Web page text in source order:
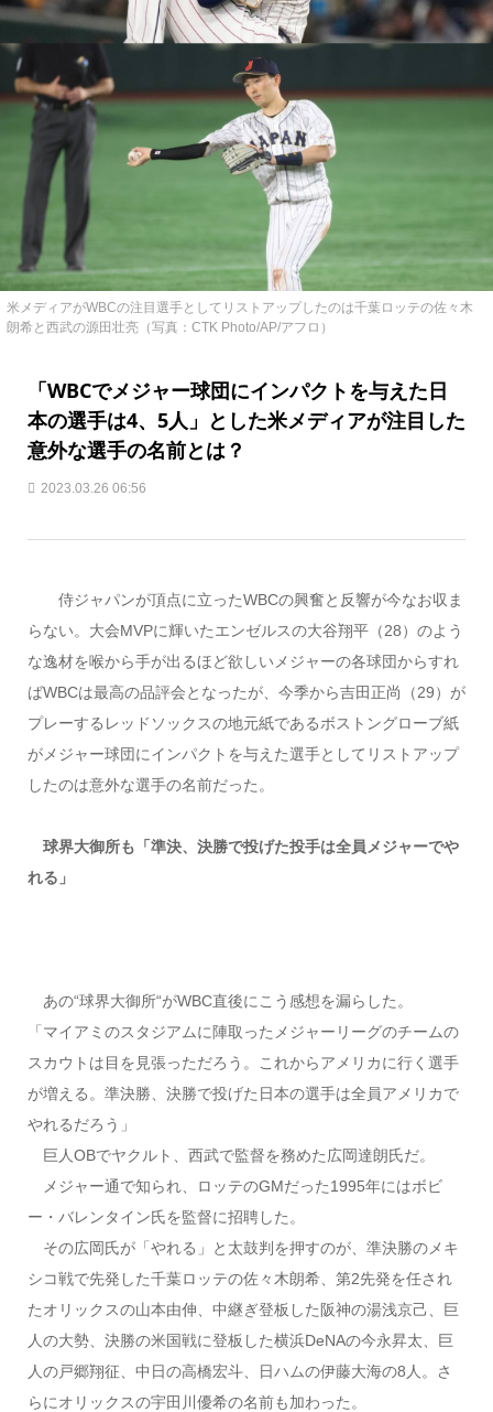
米メディアがWBCの注目選手としてリストアップしたのは千葉ロッテの佐々木
朗希と西武の源田壮亮（写真：CTK Photo/AP/アフロ）
「WBCでメジャー球団にインパクトを与えた日
本の選手は4、5人」とした米メディアが注目した
意外な選手の名前とは？
2023.03.26 06:56
侍ジャパンが頂点に立ったWBCの興奮と反響が今なお収ま
らない。大会MVPに輝いたエンゼルスの大谷翔平（28）のよう
な逸材を喉から手が出るほど欲しいメジャーの各球団からすれ
ばWBCは最高の品評会となったが、今季から吉田正尚（29）が
プレーするレッドソックスの地元紙であるボストングローブ紙
がメジャー球団にインパクトを与えた選手としてリストアップ
したのは意外な選手の名前だった。
球界大御所も「準決、決勝で投げた投手は全員メジャーでや
れる」
あの“球界大御所“がWBC直後にこう感想を漏らした。
「マイアミのスタジアムに陣取ったメジャーリーグのチームの
スカウトは目を見張っただろう。これからアメリカに行く選手
が増える。準決勝、決勝で投げた日本の選手は全員アメリカで
やれるだろう」
巨人OBでヤクルト、西武で監督を務めた広岡達朗氏だ。
メジャー通で知られ、ロッテのGMだった1995年にはボビ
ー・バレンタイン氏を監督に招聘した。
その広岡氏が「やれる」と太鼓判を押すのが、準決勝のメキ
シコ戦で先発した千葉ロッテの佐々木朗希、第2先発を任され
たオリックスの山本由伸、中継ぎ登板した阪神の湯浅京己、巨
人の大勢、決勝の米国戦に登板した横浜DeNAの今永昇太、巨
人の戸郷翔征、中日の高橋宏斗、日ハムの伊藤大海の8人。さ
らにオリックスの宇田川優希の名前も加わった。